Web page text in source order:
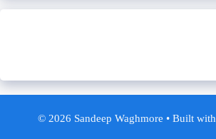
© 2026 Sandeep Waghmore • Built with